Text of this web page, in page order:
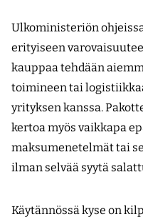
Ulkoministeriön
erityiseen
kauppaa tehdään
toimineen tai
yrityksen kanssa.
kertoa myös vaikkapa
maksumenetelmät tai
ilman selvää syytä
Käytännössä kyse on